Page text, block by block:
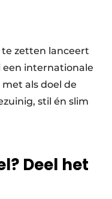
zetten lanceert
een internationale
als doel de
stil én slim
Deel het